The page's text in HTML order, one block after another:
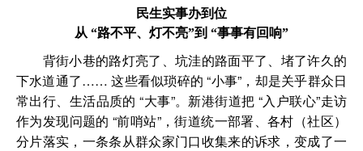
民生实事办到位
从 “路不平、灯不亮”到 “事事有回响”
背街小巷的路灯亮了、坑洼的路面平了、堵了许久的
下水道通了…… 这些看似琐碎的 “小事”，却是关乎群众日
常出行、生活品质的 “大事”。新港街道把 “入户联心”走访
作为发现问题的 “前哨站”，街道统一部署、各村（社区）
分片落实，一条条从群众家门口收集来的诉求，变成了一